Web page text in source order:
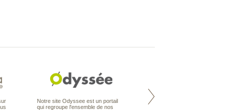
Notre site Odyssee est un portail
qui regroupe l'ensemble de nos
Nouvelle-Zélande à la carte
organise votre séjour en Nouvelle-